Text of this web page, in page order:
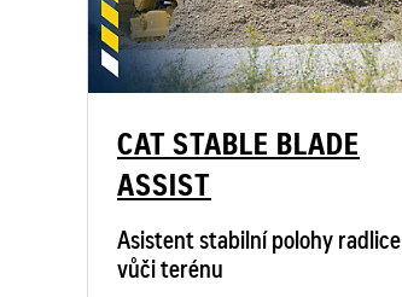
CAT STABLE BLADE
ASSIST
Asistent stabilní polohy radlice
vůči terénu